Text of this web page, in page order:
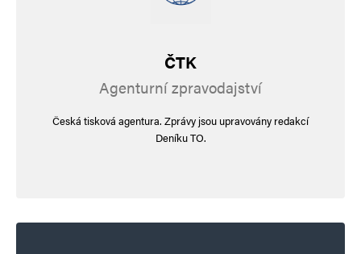
ČTK
Agenturní zpravodajství
Česká tisková agentura. Zprávy jsou upravovány redakcí
Deníku TO.